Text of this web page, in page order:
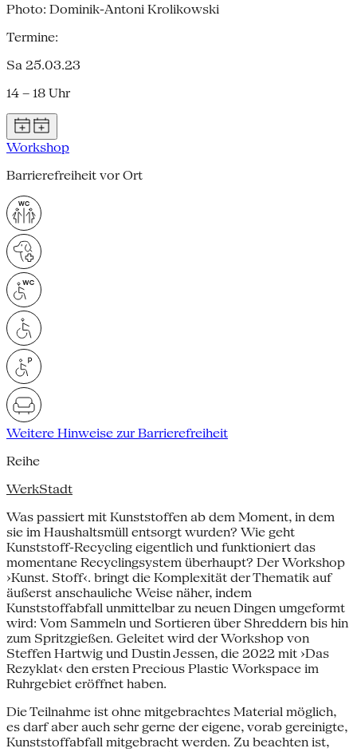
Photo: Dominik-Antoni Krolikowski
Termine:
Sa 25.03.23
14 – 18 Uhr
Workshop
Barrierefreiheit vor Ort
Weitere Hinweise zur Barrierefreiheit
Reihe
WerkStadt
Was passiert mit Kunststoffen ab dem Moment, in dem
sie im Haushaltsmüll entsorgt wurden? Wie geht
Kunststoff-Recycling eigentlich und funktioniert das
momentane Recyclingsystem überhaupt? Der Workshop
›Kunst. Stoff‹. bringt die Komplexität der Thematik auf
äußerst anschauliche Weise näher, indem
Kunststoffabfall unmittelbar zu neuen Dingen umgeformt
wird: Vom Sammeln und Sortieren über Shreddern bis hin
zum Spritzgießen. Geleitet wird der Workshop von
Steffen Hartwig und Dustin Jessen, die 2022 mit ›Das
Rezyklat‹ den ersten Precious Plastic Workspace im
Ruhrgebiet eröffnet haben.
Die Teilnahme ist ohne mitgebrachtes Material möglich,
es darf aber auch sehr gerne der eigene, vorab gereinigte,
Kunststoffabfall mitgebracht werden. Zu beachten ist,